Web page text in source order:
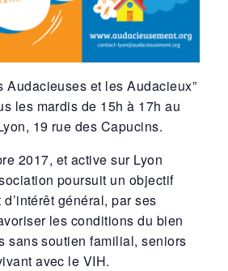
Audacieuses et les Audacieux”
les mardis de 15h à 17h au
19 rue des Capucins.
2017, et active sur Lyon
poursuit un objectif
général, par ses
les conditions du bien
sans soutien familial, seniors
avec le VIH.